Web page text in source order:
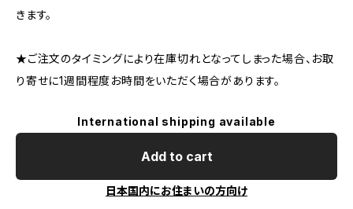
きます。
★ご注文のタイミングにより在庫切れとなってしまった場合、お取
り寄せに1週間程度お時間をいただく場合があります。
International shipping available
Add to cart
日本国内にお住まいの方向け